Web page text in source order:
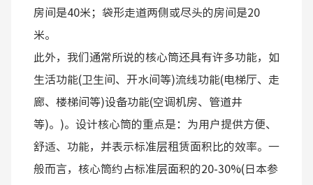
房间是40米；袋形走道两侧或尽头的房间是20
米。
此外，我们通常所说的核心筒还具有许多功能，如
生活功能(卫生间、开水间等)流线功能(电梯厅、走
廊、楼梯间等)设备功能(空调机房、管道井
等)。)。设计核心筒的重点是：为用户提供方便、
舒适、功能，并表示标准层租赁面积比的效率。一
般而言，核心筒约占标准层面积的20-30%(日本参